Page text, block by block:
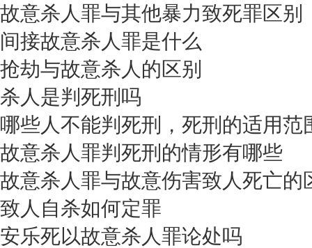
故意杀人罪与其他暴力致死罪区别
间接故意杀人罪是什么
抢劫与故意杀人的区别
杀人是判死刑吗
哪些人不能判死刑，死刑的适用范
故意杀人罪判死刑的情形有哪些
故意杀人罪与故意伤害致人死亡的
致人自杀如何定罪
安乐死以故意杀人罪论处吗